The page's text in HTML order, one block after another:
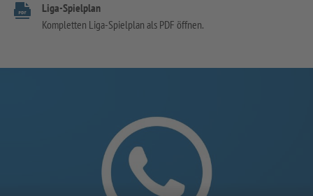
Liga-Spielplan
Kompletten Liga-Spielplan als PDF öffnen.